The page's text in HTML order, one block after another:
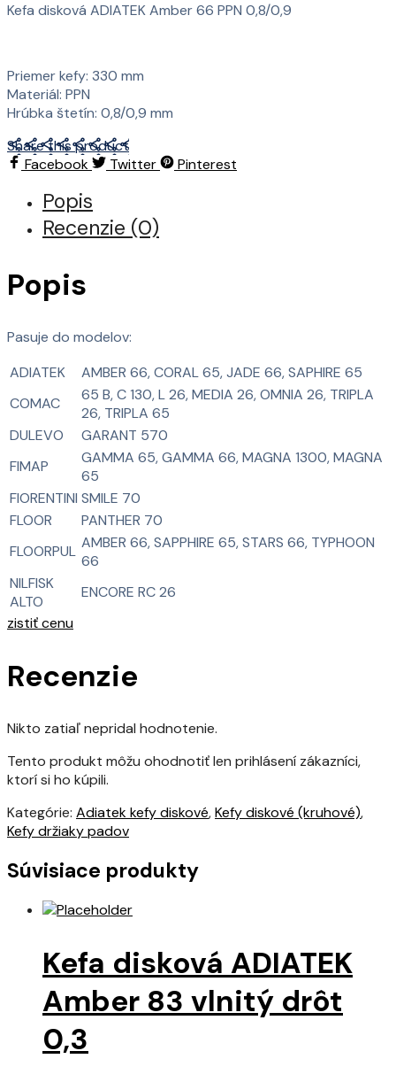
Kefa disková ADIATEK Amber 66 PPN 0,8/0,9
Priemer kefy: 330 mm
Materiál: PPN
Hrúbka štetín: 0,8/0,9 mm
Share this product
Facebook
Twitter Pinterest
Popis
Recenzie (0)
Popis
Pasuje do modelov:
ADIATEK
AMBER 66, CORAL 65, JADE 66, SAPHIRE 65
COMAC
65 B, C 130, L 26, MEDIA 26, OMNIA 26, TRIPLA
26, TRIPLA 65
DULEVO
GARANT 570
FIMAP
GAMMA 65, GAMMA 66, MAGNA 1300, MAGNA
65
FIORENTINI SMILE 70
FLOOR
PANTHER 70
FLOORPUL AMBER 66, SAPPHIRE 65, STARS 66, TYPHOON
66
NILFISK
ALTO
ENCORE RC 26
zistiť cenu
Recenzie
Nikto zatiaľ nepridal hodnotenie.
Tento produkt môžu ohodnotiť len prihlásení zákazníci,
ktorí si ho kúpili.
Kategórie: Adiatek kefy diskové,Kefy diskové (kruhové),
Kefy držiaky padov
Súvisiace produkty
Kefa disková ADIATEK
Amber 83 vlnitý drôt
0,3